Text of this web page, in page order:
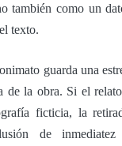
también como un
texto.
guarda una
de la obra. Si el
ficticia, la
de